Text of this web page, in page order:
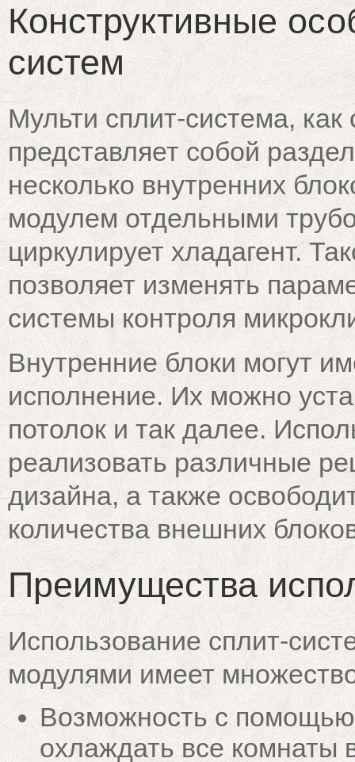
Конструктивные
систем
Мульти сплит-система, как
представляет собой
несколько внутренних
модулем отдельными
циркулирует хладагент.
позволяет изменять
системы контроля
Внутренние блоки могут
исполнение. Их можно
потолок и так далее.
реализовать различные
дизайна, а также
количества внешних
Преимущества
Использование сплит-
модулями имеет
Возможность с
охлаждать все комнаты